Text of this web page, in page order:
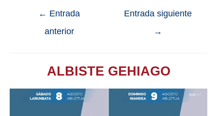
← Entrada
anterior
Entrada siguiente
→
ALBISTE GEHIAGO